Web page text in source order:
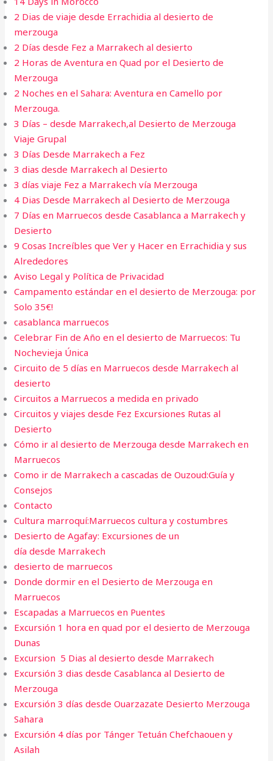
2 Dias de viaje desde Errachidia al desierto de
merzouga
2 Días desde Fez a Marrakech al desierto
2 Horas de Aventura en Quad por el Desierto de
Merzouga
2 Noches en el Sahara: Aventura en Camello por
Merzouga.
3 Días – desde Marrakech,al Desierto de Merzouga
Viaje Grupal
3 Días Desde Marrakech a Fez
3 dias desde Marrakech al Desierto​
3 días viaje Fez a Marrakech vía Merzouga
4 Dias Desde Marrakech al Desierto de Merzouga​
7 Días en Marruecos desde Casablanca a Marrakech y
Desierto
9 Cosas Increíbles que Ver y Hacer en Errachidia y sus
Alrededores
Aviso Legal y Política de Privacidad
Campamento estándar en el desierto de Merzouga: por
Solo 35€!
casablanca marruecos
Celebrar Fin de Año en el desierto de Marruecos: Tu
Nochevieja Única
Circuito de 5 días en Marruecos desde Marrakech al
desierto
Circuitos a Marruecos a medida en privado
Circuitos y viajes desde Fez Excursiones Rutas al
Desierto
Cómo ir al desierto de Merzouga desde Marrakech en
Marruecos
Como ir de Marrakech a cascadas de Ouzoud:Guía y
Consejos
Contacto
Cultura marroquí:Marruecos cultura y costumbres
Desierto de Agafay: Excursiones de un
día desde Marrakech
desierto de marruecos
Donde dormir en el Desierto de Merzouga en
Marruecos
Escapadas a Marruecos en Puentes
Excursión 1 hora en quad por el desierto de Merzouga
Dunas
Excursion 5 Dias al desierto desde Marrakech
Excursión 3 dias desde Casablanca al Desierto de
Merzouga
Excursión 3 días desde Ouarzazate Desierto Merzouga
Sahara
Excursión 4 días por Tánger Tetuán Chefchaouen y
Asilah